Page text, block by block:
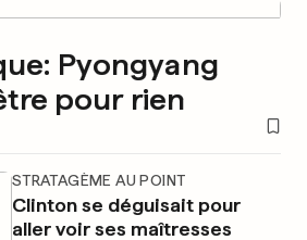
Pyongyang
pour rien
STRATAGÈME AU POINT
Clinton se déguisait pour
aller voir ses maîtresses